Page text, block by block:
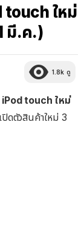
touch ใหม่
มี.ค.)
1.8k ดู
iPod touch ใหม่
ปิดตัวสินค้าใหม่ 3